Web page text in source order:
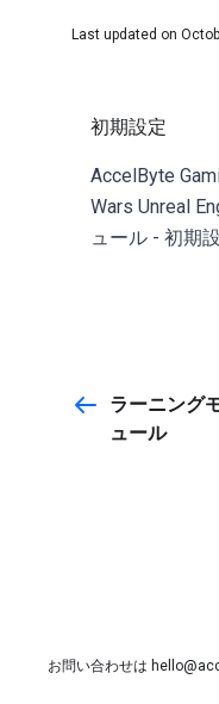
Last updated on
初期設定
AccelByte
Wars Unreal
ュール - 初期
ラーニング
ュール
お問い合わせは